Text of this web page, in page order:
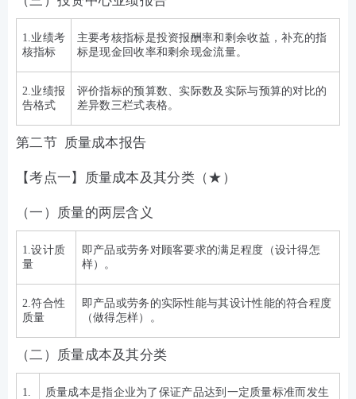
1.业绩考
核指标
主要考核指标是投资报酬率和剩余收益，补充的指
标是现金回收率和剩余现金流量。
2.业绩报
告格式
评价指标的预算数、实际数及实际与预算的对比的
差异数三栏式表格。
第二节 质量成本报告
【考点一】质量成本及其分类（★）
（一）质量的两层含义
1.设计质
量
即产品或劳务对顾客要求的满足程度（设计得怎
样）。
2.符合性
质量
即产品或劳务的实际性能与其设计性能的符合程度
（做得怎样）。
（二）质量成本及其分类
1.
质量成本是指企业为了保证产品达到一定质量标准而发生